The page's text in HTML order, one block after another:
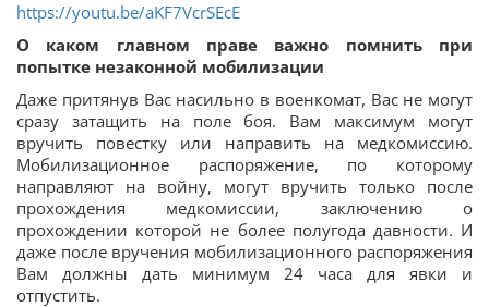
https://youtu.be/aKF7VcrSEcE
О каком главном праве важно помнить при
попытке незаконной мобилизации
Даже притянув Вас насильно в военкомат, Вас не могут
сразу затащить на поле боя. Вам максимум могут
вручить повестку или направить на медкомиссию.
Мобилизационное распоряжение, по которому
направляют на войну, могут вручить только после
прохождения медкомиссии, заключению о
прохождении которой не более полугода давности. И
даже после вручения мобилизационного распоряжения
Вам должны дать минимум 24 часа для явки и
отпустить.